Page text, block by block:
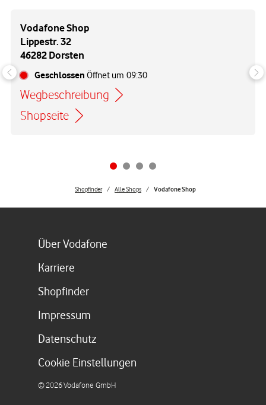
Vodafone Shop
Lippestr. 32
46282 Dorsten
Geschlossen Öffnet um 09:30
Wegbeschreibung
Link öffnet in einem neuen Tab
Shopseite
Shopfinder Alle Shops Vodafone Shop
Über Vodafone
Karriere
ShopfinderLink öffnet in einem neuen Tab
Impressum
Datenschutz
Cookie Einstellungen
©2026Vodafone GmbH